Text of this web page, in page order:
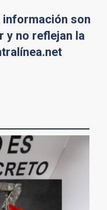
son
y no reflejan la